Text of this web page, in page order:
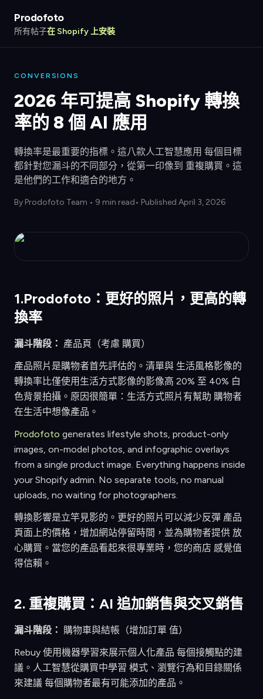
Prodofoto
所有帖子在 Shopify 上安裝
CONVERSIONS
2026 年可提高 Shopify 轉換
率的 8 個 AI 應用
轉換率是最重要的指標。這八款人工智慧應用 每個目標
都針對您漏斗的不同部分，從第一印像到 重複購買。這
是他們的工作和適合的地方。
By Prodofoto Team • 9 min read• Published April 3, 2026
1.Prodofoto：更好的照片，更高的轉
換率
漏斗階段： 產品頁（考慮 購買）
產品照片是購物者首先評估的。清單與 生活風格影像的
轉換率比僅使用生活方式影像的影像高 20% 至 40% 白
色背景拍攝。原因很簡單：生活方式照片有幫助 購物者
在生活中想像產品。
Prodofoto generates lifestyle shots, product-only
images, on-model photos, and infographic overlays
from a single product image. Everything happens inside
your Shopify admin. No separate tools, no manual
uploads, no waiting for photographers.
轉換影響是立竿見影的。更好的照片可以減少反彈 產品
頁面上的價格，增加網站停留時間，並為購物者提供 放
心購買。當您的產品看起來很專業時，您的商店 感覺值
得信賴。
2. 重複購買：AI 追加銷售與交叉銷售
漏斗階段： 購物車與結帳（增加訂單 值）
Rebuy 使用機器學習來展示個人化產品 每個接觸點的建
議。人工智慧從購買中學習 模式、瀏覽行為和目錄關係
來建議 每個購物者最有可能添加的產品。